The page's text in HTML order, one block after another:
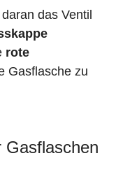
das Ventil
rote
Gasflasche zu
Gasflaschen